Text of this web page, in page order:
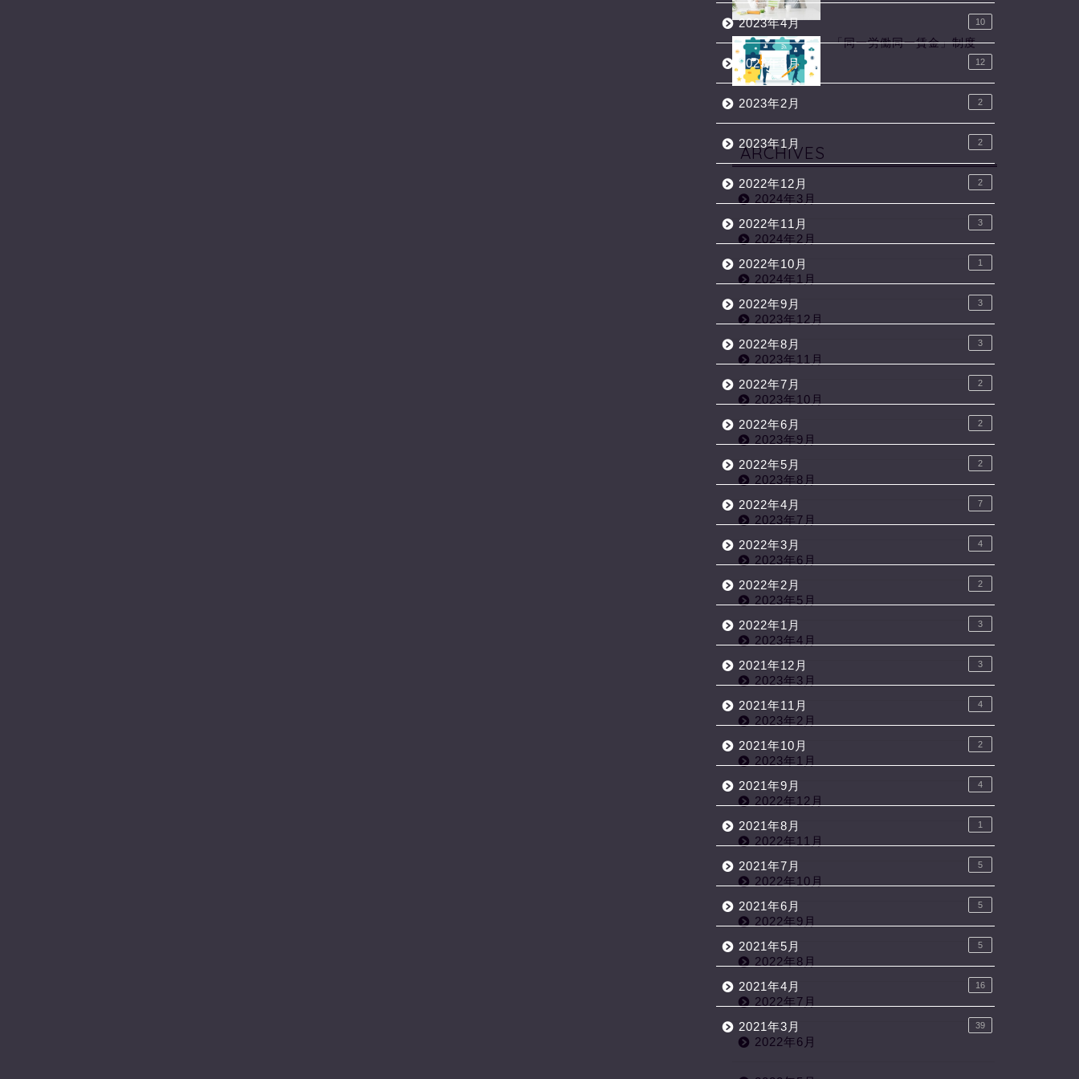
「同一労働同一賃金」制度
ARCHIVES
2024年3月
2024年2月
2024年1月
2023年12月
2023年11月
2023年10月
2023年9月
2023年8月
2023年7月
2023年6月
2023年5月
2023年4月
2023年3月
2023年2月
2023年1月
2022年12月
2022年11月
2022年10月
2022年9月
2022年8月
2022年7月
2022年6月
2023年4月 10
2023年3月 12
2023年2月 2
2023年1月 2
2022年12月 2
2022年11月 3
2022年10月 1
2022年9月 3
2022年8月 3
2022年7月 2
2022年6月 2
2022年5月 2
2022年4月 7
2022年3月 4
2022年2月 2
2022年1月 3
2021年12月 3
2021年11月 4
2021年10月 2
2021年9月 4
2021年8月 1
2021年7月 5
2021年6月 5
2021年5月 5
2021年4月 16
2021年3月 39